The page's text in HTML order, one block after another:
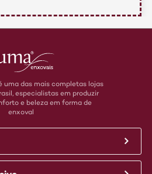
uma das mais completas lojas
especialistas em produzir
e beleza em forma de
enxoval